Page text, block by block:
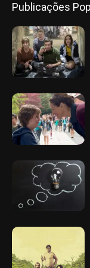
Publicações